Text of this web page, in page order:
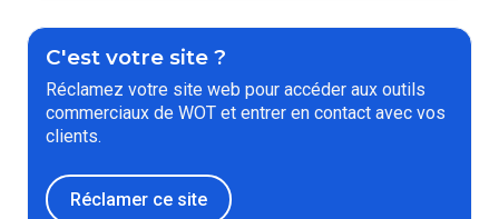
C'est votre site ?
Réclamez votre site web pour accéder aux outils
commerciaux de WOT et entrer en contact avec vos
clients.
Réclamer ce site